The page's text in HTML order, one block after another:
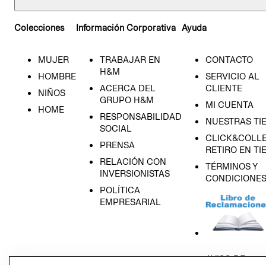
Colecciones
MUJER
HOMBRE
NIÑOS
HOME
Información Corporativa
TRABAJAR EN
H&M
ACERCA DEL
GRUPO H&M
RESPONSABILIDAD
SOCIAL
PRENSA
RELACIÓN CON
INVERSIONISTAS
POLÍTICA
EMPRESARIAL
Ayuda
CONTACTO
SERVICIO AL
CLIENTE
MI CUENTA
NUESTRAS
RETIRO EN
TÉRMINOS Y
CONDICIONES
AVISO DE